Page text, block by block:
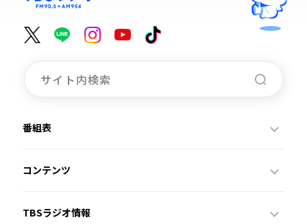
番組表
コンテンツ
TBSラジオ情報